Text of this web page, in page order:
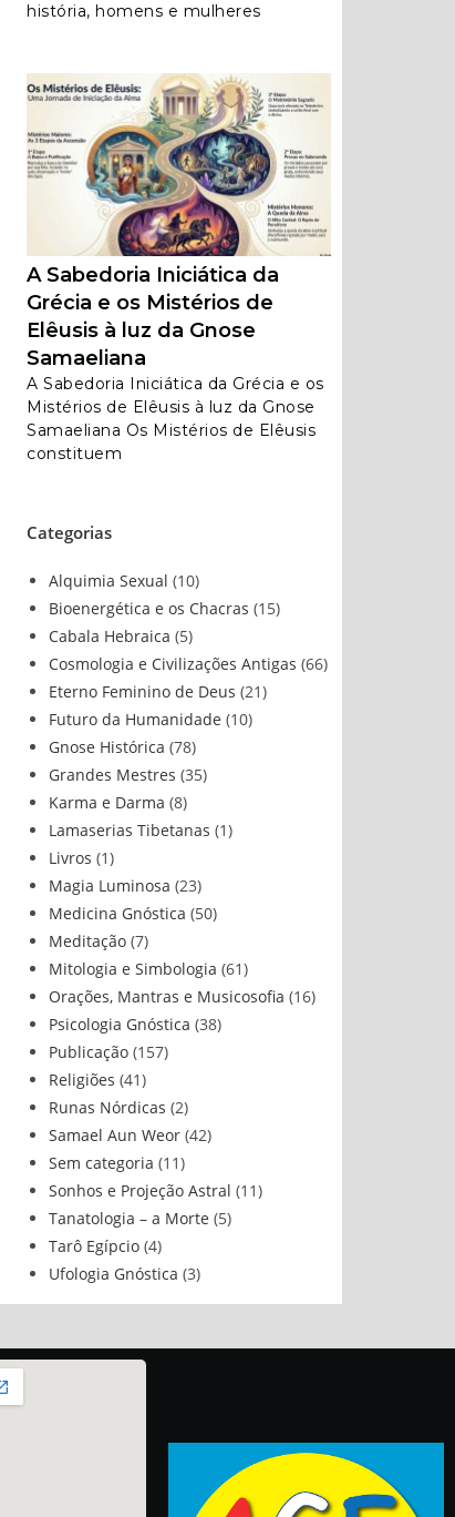
história, homens e mulheres
A Sabedoria Iniciática da
Grécia e os Mistérios de
Elêusis à luz da Gnose
Samaeliana
A Sabedoria Iniciática da Grécia e os
Mistérios de Elêusis à luz da Gnose
Samaeliana Os Mistérios de Elêusis
constituem
Categorias
Alquimia Sexual (10)
Bioenergética e os Chacras (15)
Cabala Hebraica (5)
Cosmologia e Civilizações Antigas (66)
Eterno Feminino de Deus (21)
Futuro da Humanidade (10)
Gnose Histórica (78)
Grandes Mestres (35)
Karma e Darma (8)
Lamaserias Tibetanas (1)
Livros (1)
Magia Luminosa (23)
Medicina Gnóstica (50)
Meditação (7)
Mitologia e Simbologia (61)
Orações, Mantras e Musicosofia (16)
Psicologia Gnóstica (38)
Publicação (157)
Religiões (41)
Runas Nórdicas (2)
Samael Aun Weor (42)
Sem categoria (11)
Sonhos e Projeção Astral (11)
Tanatologia – a Morte (5)
Tarô Egípcio (4)
Ufologia Gnóstica (3)